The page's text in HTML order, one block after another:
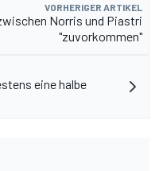
VORHERIGER ARTIKEL
Norris und Piastri
"zuvorkommen"
eine halbe